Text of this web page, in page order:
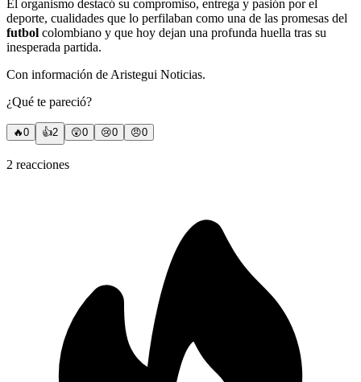
El organismo destacó su compromiso, entrega y pasión por el
deporte, cualidades que lo perfilaban como una de las promesas del
futbol colombiano y que hoy dejan una profunda huella tras su
inesperada partida.
Con información de Aristegui Noticias.
¿Qué te pareció?
🔥0 👍2 😲0 😢0 😠0
2 reacciones